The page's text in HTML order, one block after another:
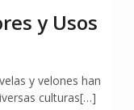
y Usos
y velones han
culturas[…]